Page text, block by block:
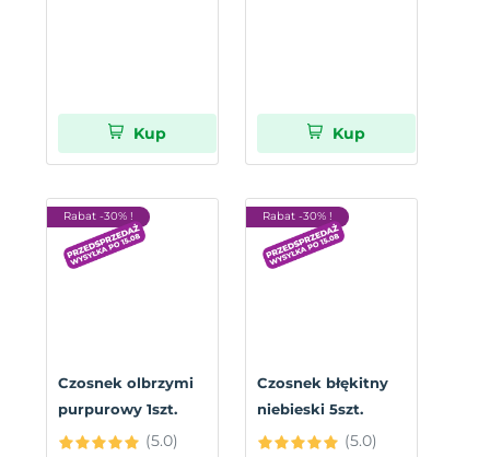
Kup Kup
Rabat -30% !
Czosnek olbrzymi
purpurowy 1szt.
(5.0)
Rabat -30% !
Czosnek błękitny
niebieski 5szt.
(5.0)